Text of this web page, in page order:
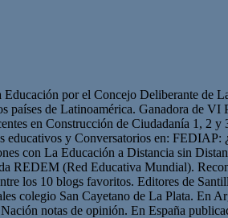
por el Concejo Deliberante de
países de Latinoamérica. Ganadora de
en Construcción de Ciudadanía 1, 2
y Conversatorios en: FEDIAP:
con La Educación a Distancia sin
REDEM (Red Educativa Mundial).
los 10 blogs favoritos. Editores de
colegio San Cayetano de La Plata. En
notas de opinión. En España